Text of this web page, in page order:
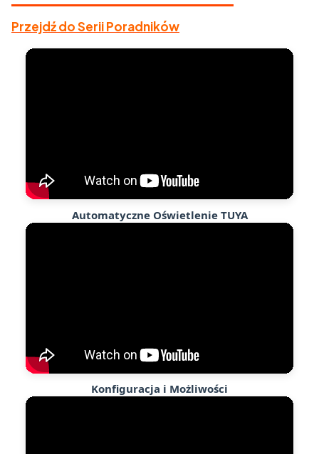
Przejdź do Serii Poradników
Automatyczne Oświetlenie TUYA
Konfiguracja i Możliwości